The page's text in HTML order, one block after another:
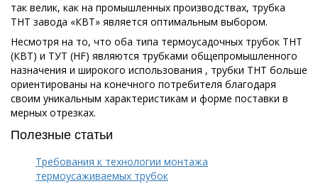
так велик, как на промышленных производствах, трубка
ТНТ завода «КВТ» является оптимальным выбором.
Несмотря на то, что оба типа термоусадочных трубок ТНТ
(КВТ) и ТУТ (HF) являются трубками общепромышленного
назначения и широкого использования , трубки ТНТ больше
ориентированы на конечного потребителя благодаря
своим уникальным характеристикам и форме поставки в
мерных отрезках.
Полезные статьи
Требования к технологии монтажа
термоусаживаемых трубок